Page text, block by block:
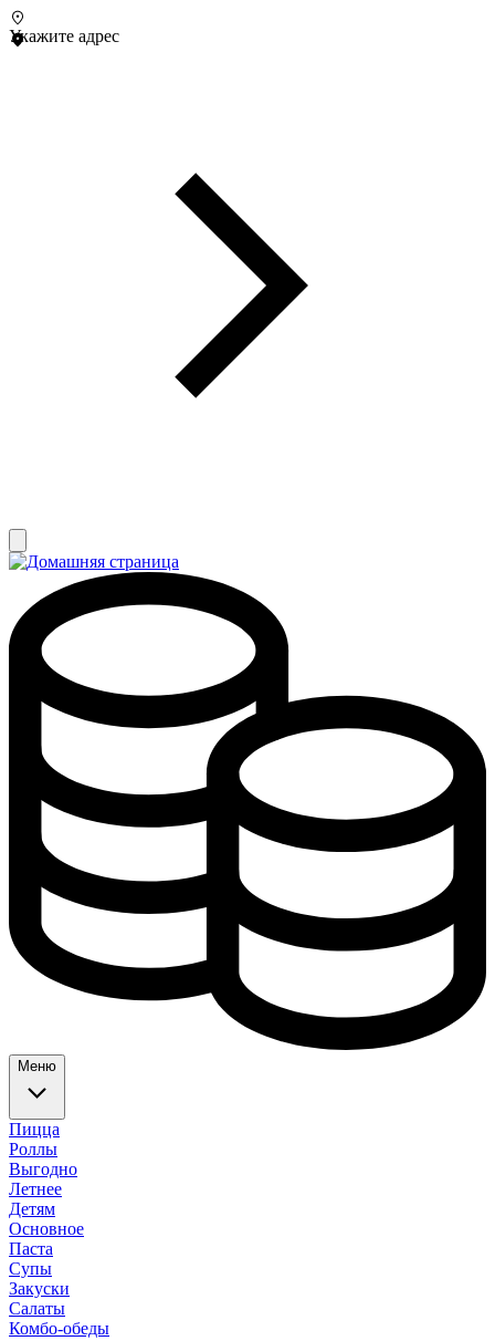
Укажите адрес
Меню
Пицца
Роллы
Выгодно
Летнее
Детям
Основное
Паста
Супы
Закуски
Салаты
Комбо-обеды